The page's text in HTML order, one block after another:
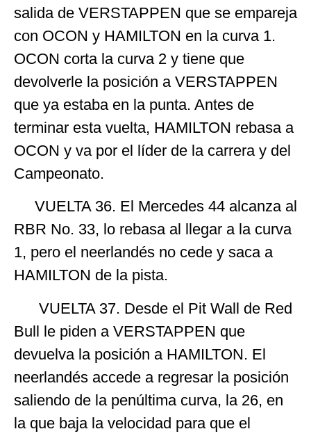
salida de VERSTAPPEN que se empareja
con OCON y HAMILTON en la curva 1.
OCON corta la curva 2 y tiene que
devolverle la posición a VERSTAPPEN
que ya estaba en la punta. Antes de
terminar esta vuelta, HAMILTON rebasa a
OCON y va por el líder de la carrera y del
Campeonato.
VUELTA 36. El Mercedes 44 alcanza al
RBR No. 33, lo rebasa al llegar a la curva
1, pero el neerlandés no cede y saca a
HAMILTON de la pista.
VUELTA 37. Desde el Pit Wall de Red
Bull le piden a VERSTAPPEN que
devuelva la posición a HAMILTON. El
neerlandés accede a regresar la posición
saliendo de la penúltima curva, la 26, en
la que baja la velocidad para que el